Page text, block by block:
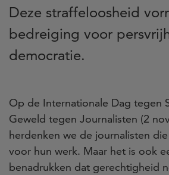
Deze straffeloosheid
bedreiging voor
democratie.
Op de Internationale Dag tegen
Geweld tegen Journalisten (2
herdenken we de journalisten
voor hun werk. Maar het is ook
benadrukken dat gerechtigheid